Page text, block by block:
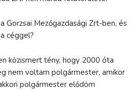
Gorzsai Mezőgazdasági Zrt-ben, és
céggel?
közismert tény, hogy 2000 óta
nem voltam polgármester, amikor
polgármester elődöm